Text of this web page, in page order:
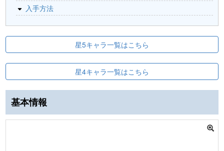
入手方法
星5キャラ一覧はこちら
星4キャラ一覧はこちら
基本情報